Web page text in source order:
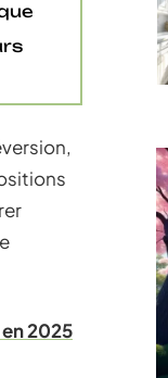
2025